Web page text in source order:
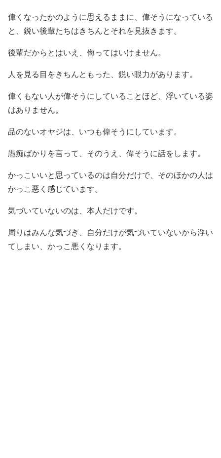
偉くなったかのように思えるままに、偉そうになっている
と、鋭い後輩たちはきちんとそれを見抜きます。
後輩だからとはいえ、侮ってはいけません。
人を見る目をきちんともった、鋭い眼力があります。
偉くもない人が偉そうにしていることほど、浮いている姿
はありません。
品のないオヤジは、いつも偉そうにしています。
愚痴ばかりを言って、そのうえ、偉そうに話をします。
かっこいいと思っているのは自分だけで、そのほかの人は
かっこ悪く感じています。
気づいていないのは、本人だけです。
周りはみんな気づき、自分だけが気づいていないから浮い
てしまい、かっこ悪くなります。